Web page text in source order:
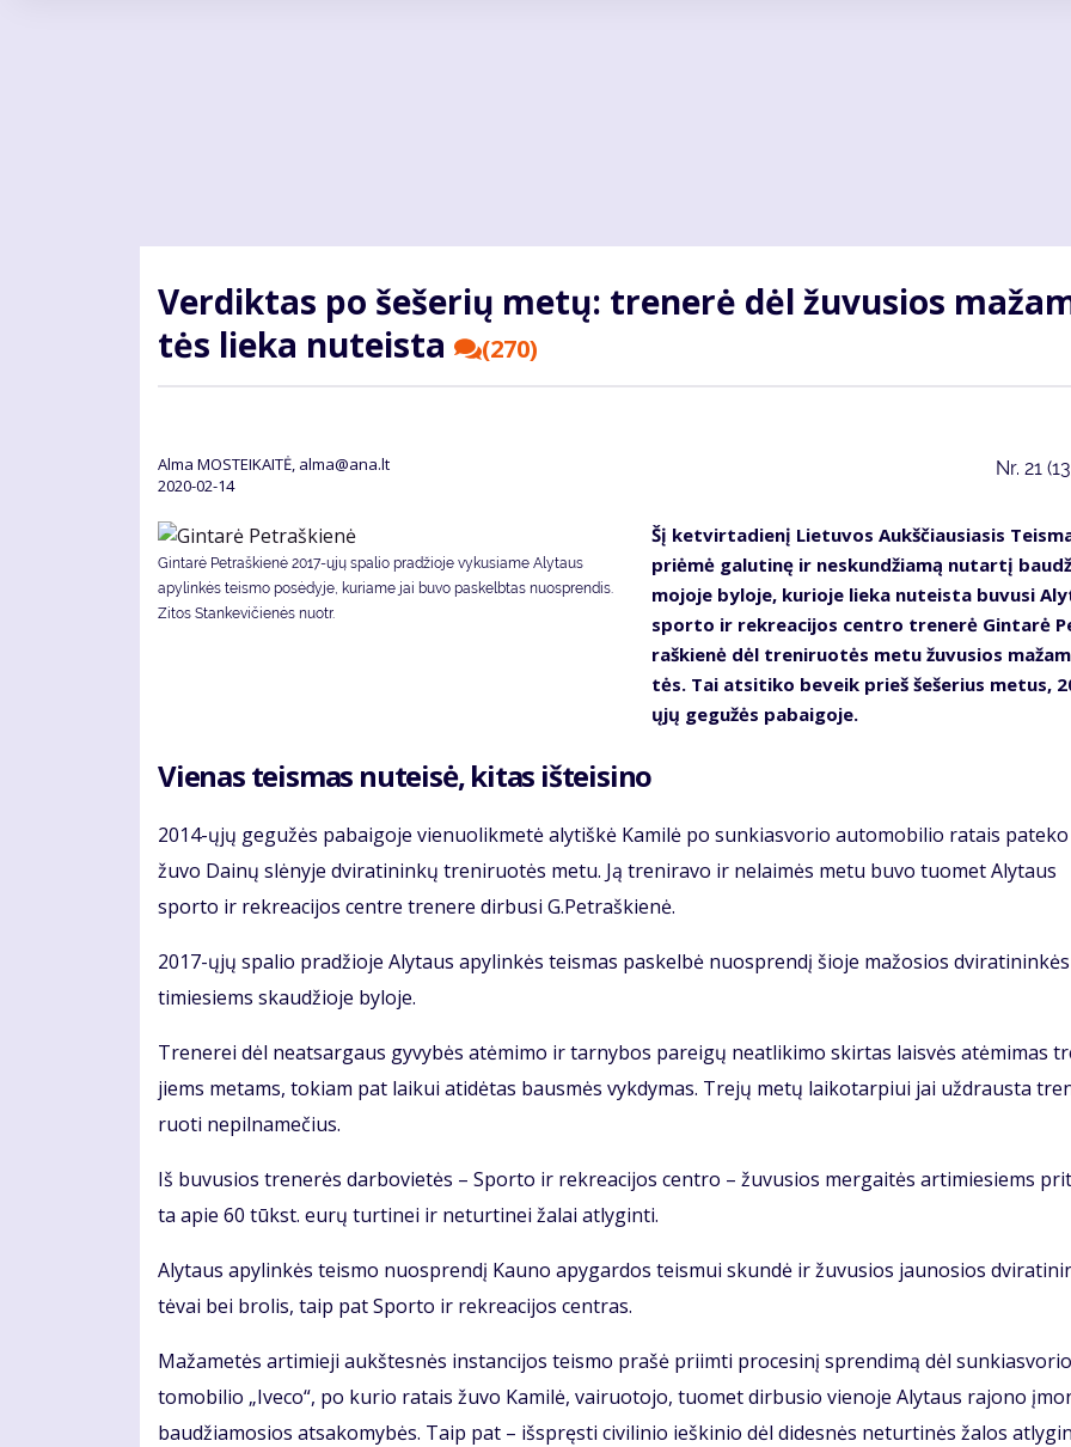
Ver­dik­tas po še­še­rių me­tų: tre­ne­rė dėl žu­vu­sios
tės lie­ka nu­teis­ta
(270)
Alma MOSTEIKAITĖ, alma@ana.lt
2020-02-14
Nr. 21
Gintarė Petraškienė 2017-ųjų spalio pradžioje vykusiame Alytaus
apylinkės teismo posėdyje, kuriame jai buvo paskelbtas nuosprendis.
Zitos Stankevičienės nuotr.
Šį ket­vir­ta­die­nį Lie­tu­vos Aukš­čiau­sia­sis
pri­ėmė ga­lu­ti­nę ir ne­skun­džia­mą nu­tar­tį
mo­jo­je by­lo­je, ku­rio­je lie­ka nu­teis­ta bu­vu­si
spor­to ir rek­re­a­ci­jos cen­tro tre­ne­rė Gin­ta­rė
raš­kie­nė dėl tre­ni­ruo­tės me­tu žu­vu­sios
tės. Tai at­si­ti­ko be­veik prieš še­še­rius me­tus,
ųjų ge­gu­žės pa­bai­go­je.
Vie­nas teis­mas nu­tei­sė, ki­tas iš­tei­si­no
2014-ųjų ge­gu­žės pa­bai­go­je vie­nuo­lik­me­tė aly­tiš­kė Ka­mi­lė po sun­kias­vo­rio au­to­mo­bi­lio ra­tais
žu­vo Dai­nų slė­ny­je dvi­ra­ti­nin­kų tre­ni­ruo­tės me­tu. Ją tre­ni­ra­vo ir ne­lai­mės me­tu bu­vo tuo­met Aly­taus
spor­to ir rek­re­a­ci­jos cen­tre tre­ne­re dir­bu­si G.Pet­raš­kie­nė.
2017-ųjų spa­lio pra­džio­je Aly­taus apy­lin­kės teis­mas pa­skel­bė nuosp­ren­dį šio­je ma­žo­sios
ti­mie­siems skau­džio­je by­lo­je.
Tre­ne­rei dėl ne­at­sar­gaus gy­vy­bės at­ėmi­mo ir tar­ny­bos pa­rei­gų ne­at­li­ki­mo skir­tas lais­vės at­ėmi­mas
jiems me­tams, to­kiam pat lai­kui ati­dė­tas baus­mės vyk­dy­mas. Tre­jų me­tų lai­ko­tar­piui jai už­draus­ta
ruo­ti ne­pil­na­me­čius.
Iš bu­vu­sios tre­ne­rės dar­bo­vie­tės – Spor­to ir rek­re­a­ci­jos cen­tro – žu­vu­sios mer­gai­tės ar­ti­mie­siems
ta apie 60 tūkst. eu­rų tur­ti­nei ir ne­tur­ti­nei ža­lai at­ly­gin­ti.
Aly­taus apy­lin­kės teis­mo nuosp­ren­dį Kau­no apy­gar­dos teis­mui skun­dė ir žu­vu­sios jau­no­sios
tė­vai bei bro­lis, taip pat Spor­to ir rek­re­a­ci­jos cen­tras.
Ma­ža­me­tės ar­ti­mie­ji aukš­tes­nės ins­tan­ci­jos teis­mo pra­šė pri­im­ti pro­ce­si­nį spren­di­mą dėl
to­mo­bi­lio „Ive­co“, po ku­rio ra­tais žu­vo Ka­mi­lė, vai­ruo­to­jo, tuo­met dir­bu­sio vie­no­je Aly­taus ra­jo­no
bau­džia­mo­sios at­sa­ko­my­bės. Taip pat – iš­spręs­ti ci­vi­li­nio ieš­ki­nio dėl di­des­nės ne­tur­ti­nės ža­los